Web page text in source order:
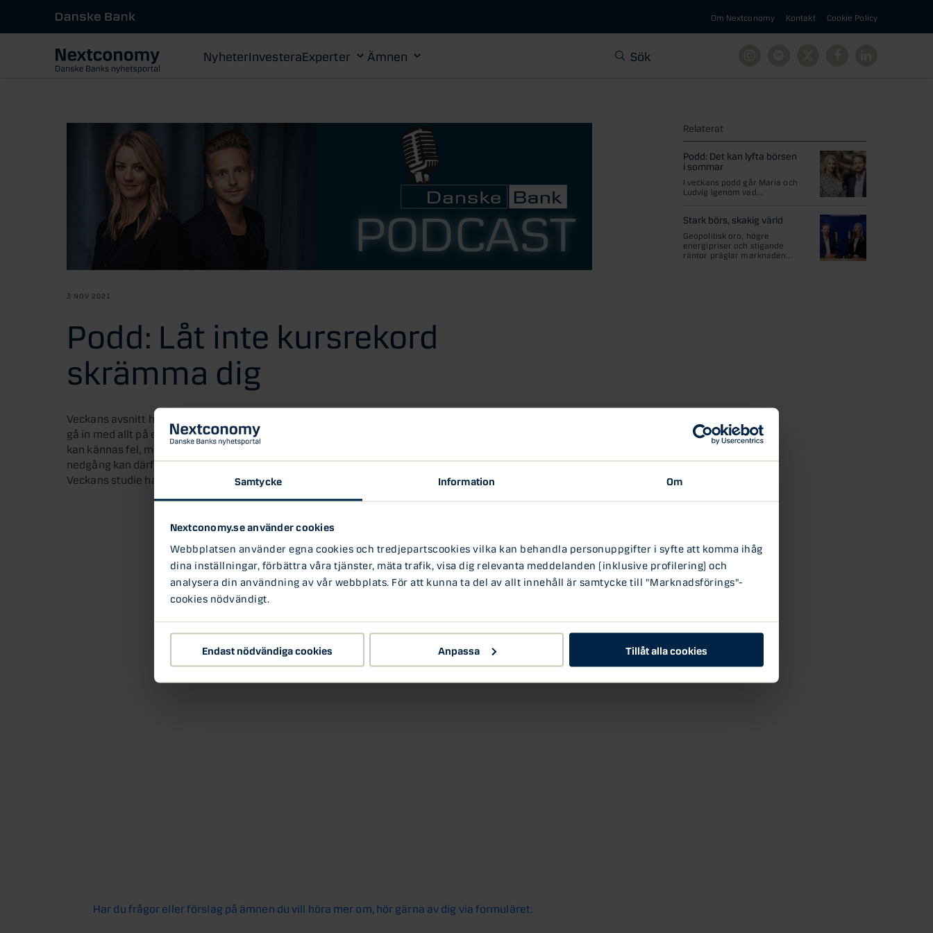
Samtycke Information Om
Nextconomy.se använder cookies
Webbplatsen använder egna cookies och tredjepartscookies vilka kan behandla personuppgifter i syfte att komma ihåg
dina inställningar, förbättra våra tjänster, mäta trafik, visa dig relevanta meddelanden (inklusive profilering) och
analysera din användning av vår webbplats. För att kunna ta del av allt innehåll är samtycke till "Marknadsförings"-
cookies nödvändigt.
Endast nödvändiga cookies Anpassa Tillåt alla cookies
Om Nextconomy Kontakt Cookie Policy
NyheterInvesteraExperter Ämnen Sök
3 NOV 2021
Podd: Låt inte kursrekord
skrämma dig
Veckans avsnitt handlar om hur man bäst investerar en större klumpsumma pengar. När bör man
gå in med allt på en gång, och när är det bättre att investera lite i taget? Att köpa nära all-time high
kan kännas fel, men faktum är att börsen oftast handlas nära rekordnivåer. Att invänta en
nedgång kan därför stå dig dyrt. Vi pratar även om rapportsäsongen i USA och risker för börsen.
Veckans studie handlar om att bygga en portfölj i en lågräntemiljö.
Har du frågor eller förslag på ämnen du vill höra mer om, hör gärna av dig via formuläret:
Relaterat
Podd: Det kan lyfta börsen
i sommar
I veckans podd går Maria och
Ludvig igenom vad...
Stark börs, skakig värld
Geopolitisk oro, högre
energipriser och stigande
räntor präglar marknaden...